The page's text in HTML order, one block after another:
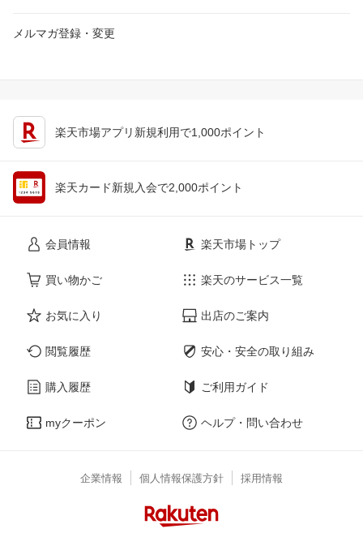
メルマガ登録・変更
楽天市場アプリ新規利用で1,000ポイント
楽天カード新規入会で2,000ポイント
会員情報
買い物かご
お気に入り
閲覧履歴
購入履歴
myクーポン
楽天市場トップ
楽天のサービス一覧
出店のご案内
安心・安全の取り組み
ご利用ガイド
ヘルプ・問い合わせ
企業情報 個人情報保護方針 採用情報